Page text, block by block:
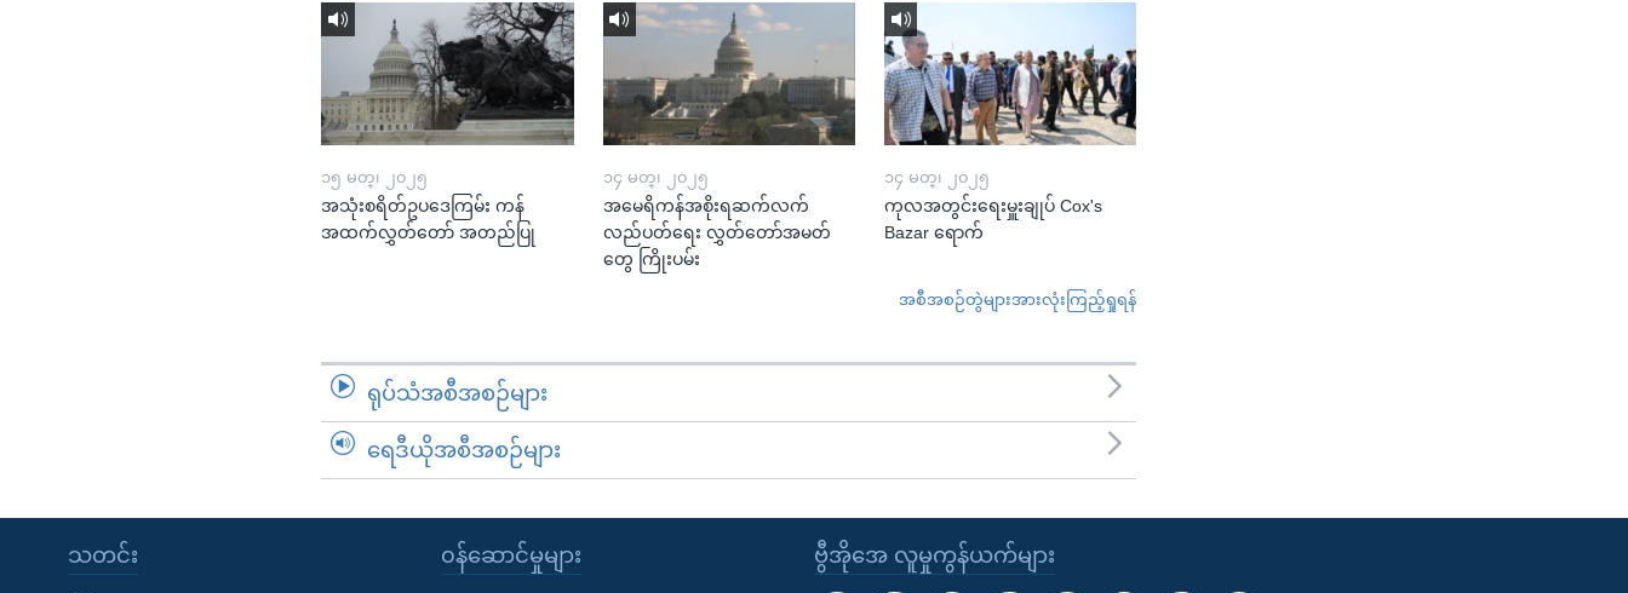
၁၅ မတ္၊ ၂၀၂၅
အသုံးစရိတ်ဥပဒေကြမ်း ကန်
အထက်လွှတ်တော် အတည်ပြု
၁၄ မတ္၊ ၂၀၂၅
အမေရိကန်အစိုးရဆက်လက်
လည်ပတ်ရေး လွှတ်တော်အမတ်
တွေ ကြိုးပမ်း
၁၄ မတ္၊ ၂၀၂၅
ကုလအတွင်းရေးမှူးချုပ် Cox's
Bazar ရောက်
အစီအစဉ်တွဲများအားလုံးကြည့်ရှုရန်
ရုပ်သံအစီအစဉ်များ
ရေဒီယိုအစီအစဉ်များ
ဗွီအိုအေ လူမှုကွန်ယက်များ
သတင်း ၀န်ဆောင်မှုများ